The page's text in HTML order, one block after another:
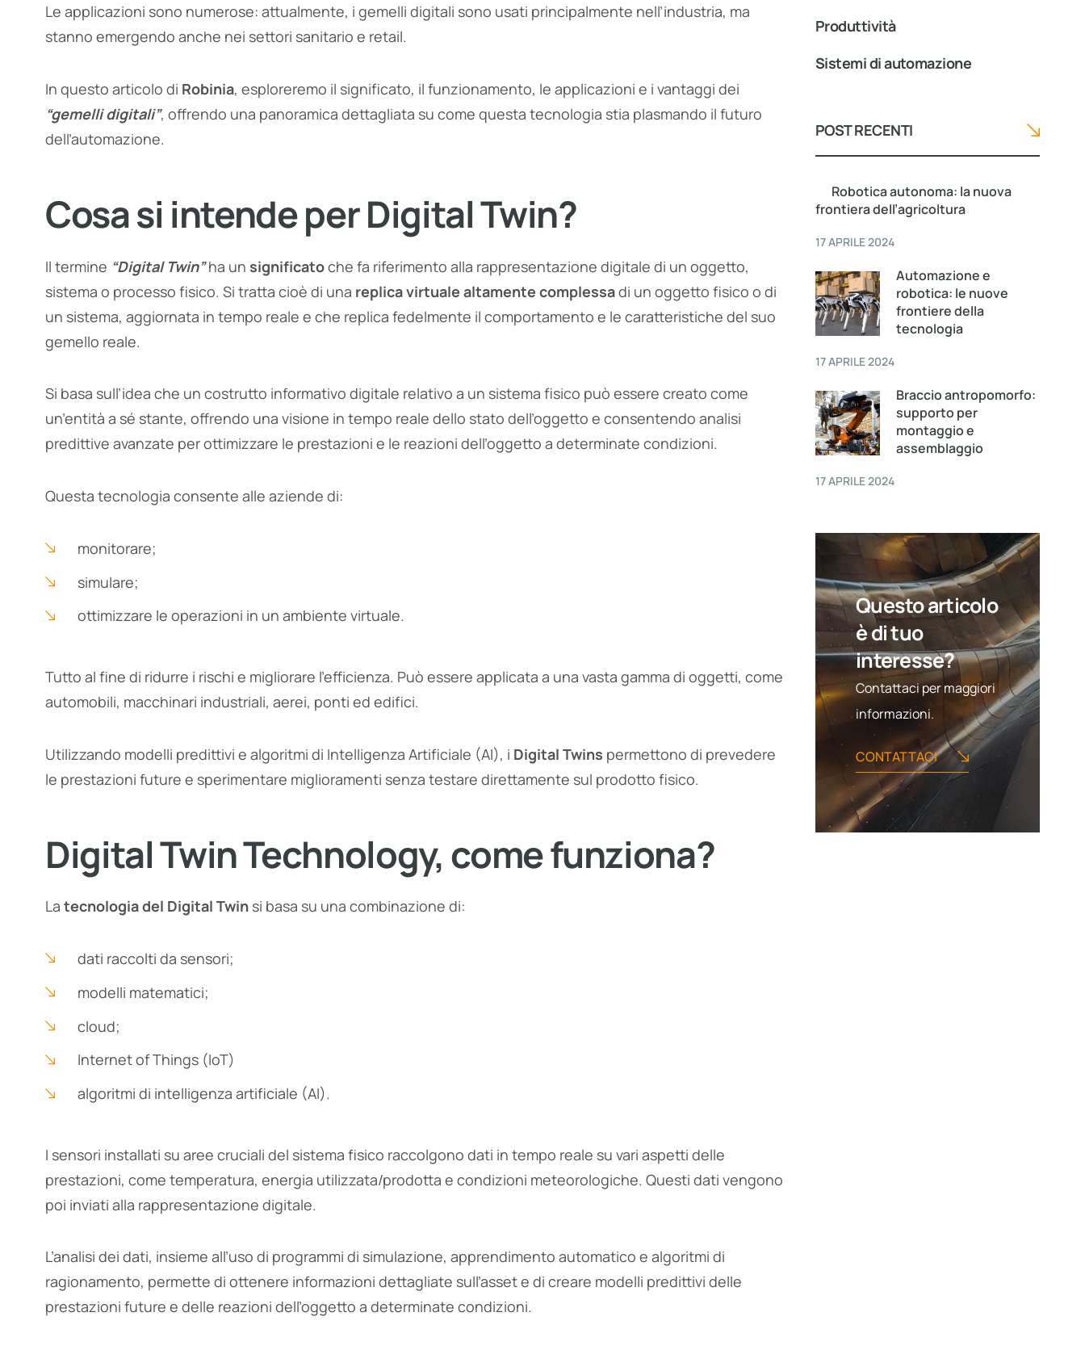
Le applicazioni sono numerose: attualmente, i gemelli digitali sono usati principalmente nell’industria, ma
stanno emergendo anche nei settori sanitario e retail.
In questo articolo di Robinia, esploreremo il significato, il funzionamento, le applicazioni e i vantaggi dei
“gemelli digitali”, offrendo una panoramica dettagliata su come questa tecnologia stia plasmando il futuro
dell’automazione.
Cosa si intende per Digital Twin?
Il termine “Digital Twin”ha un significatoche fa riferimento alla rappresentazione digitale di un oggetto,
sistema o processo fisico. Si tratta cioè di una replica virtuale altamente complessadi un oggetto fisico o di
un sistema, aggiornata in tempo reale e che replica fedelmente il comportamento e le caratteristiche del suo
gemello reale.
Si basa sull’idea che un costrutto informativo digitale relativo a un sistema fisico può essere creato come
un’entità a sé stante, offrendo una visione in tempo reale dello stato dell’oggetto e consentendo analisi
predittive avanzate per ottimizzare le prestazioni e le reazioni dell’oggetto a determinate condizioni.
Questa tecnologia consente alle aziende di:
monitorare;
simulare;
ottimizzare le operazioni in un ambiente virtuale.
Tutto al fine di ridurre i rischi e migliorare l’efficienza. Può essere applicata a una vasta gamma di oggetti, come
automobili, macchinari industriali, aerei, ponti ed edifici.
Utilizzando modelli predittivi e algoritmi di Intelligenza Artificiale (AI), i Digital Twins permettono di prevedere
le prestazioni future e sperimentare miglioramenti senza testare direttamente sul prodotto fisico.
Digital Twin Technology, come funziona?
La tecnologia del Digital Twin si basa su una combinazione di:
dati raccolti da sensori;
modelli matematici;
cloud;
Internet of Things (IoT)
algoritmi di intelligenza artificiale (AI).
I sensori installati su aree cruciali del sistema fisico raccolgono dati in tempo reale su vari aspetti delle
prestazioni, come temperatura, energia utilizzata/prodotta e condizioni meteorologiche. Questi dati vengono
poi inviati alla rappresentazione digitale.
L’analisi dei dati, insieme all’uso di programmi di simulazione, apprendimento automatico e algoritmi di
ragionamento, permette di ottenere informazioni dettagliate sull’asset e di creare modelli predittivi delle
prestazioni future e delle reazioni dell’oggetto a determinate condizioni.
Produttività
Sistemi di automazione
POST RECENTI
Robotica autonoma: la nuova
frontiera dell’agricoltura
17 APRILE 2024
Automazione e
robotica: le nuove
frontiere della
tecnologia
17 APRILE 2024
Braccio antropomorfo:
supporto per
montaggio e
assemblaggio
17 APRILE 2024
Questo articolo
è di tuo
interesse?
Contattaci per maggiori
informazioni.
CONTATTACI